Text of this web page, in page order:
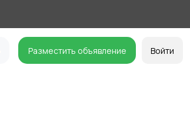
Разместить объявление Войти